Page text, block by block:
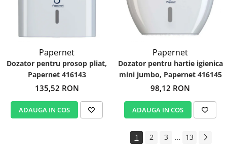
Papernet
Dozator pentru prosop pliat,
Papernet 416143
135,52 RON
ADAUGA IN COS
Papernet
Dozator pentru hartie igienica
mini jumbo, Papernet 416145
98,12 RON
ADAUGA IN COS
1 2 3 ... 13